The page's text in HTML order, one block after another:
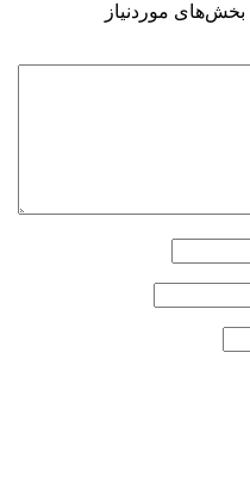
بخش‌های موردنیاز